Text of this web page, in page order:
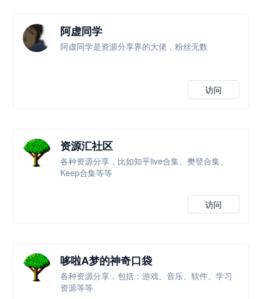
阿虚同学
阿虚同学是资源分享界的大佬，粉丝无数
访问
资源汇社区
各种资源分享，比如知乎live合集、樊登合集、
Keep合集等等
访问
哆啦A梦的神奇口袋
各种资源分享，包括：游戏、音乐、软件、学习
资源等等